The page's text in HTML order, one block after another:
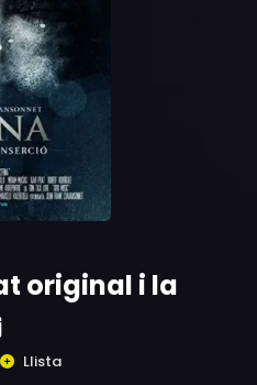
original i la
Llista